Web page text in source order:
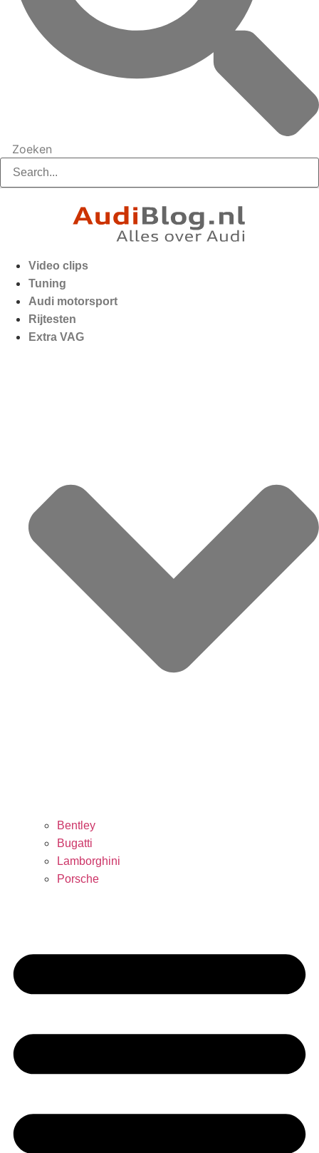
Zoeken
Video clips
Tuning
Audi motorsport
Rijtesten
Extra VAG
Bentley
Bugatti
Lamborghini
Porsche